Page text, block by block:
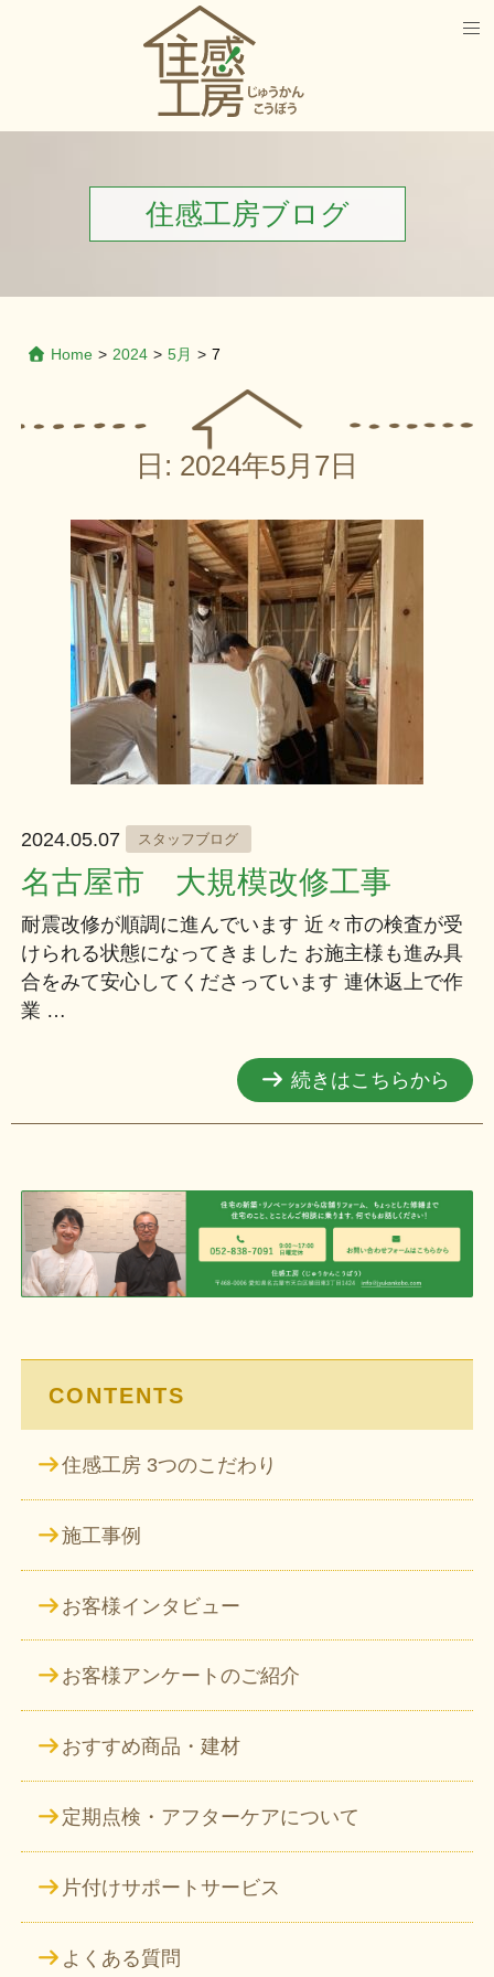
住感工房ブログ
Home > 2024 > 5月 > 7
日: 2024年5月7日
2024.05.07 スタッフブログ
名古屋市 大規模改修工事
耐震改修が順調に進んでいます 近々市の検査が受
けられる状態になってきました お施主様も進み具
合をみて安心してくださっています 連休返上で作
業 …
続きはこちらから
CONTENTS
住感工房 3つのこだわり
施工事例
お客様インタビュー
お客様アンケートのご紹介
おすすめ商品・建材
定期点検・アフターケアについて
片付けサポートサービス
よくある質問